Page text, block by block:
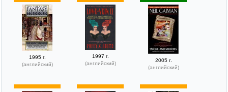
1995 г.
(английский)
1997 г.
(английский)
2005 г.
(английский)